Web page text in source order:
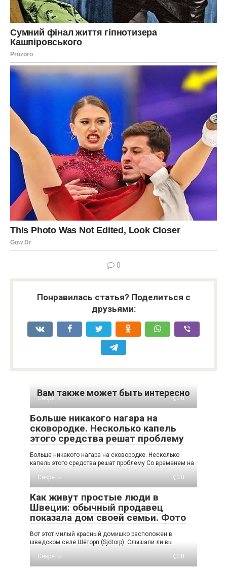
0
Понравилась статья? Поделиться с
друзьями:
Вам также может быть интересно
Секреты 0
Больше никакого нагара на
сковородке. Несколько капель
этого средства решат проблему
Больше никакого нагара на сковородке. Несколько
капель этого средства решат проблему Со временем на
Секреты
0
Как живут простые люди в
Швеции: обычный продавец
показала дом своей семьи. Фото
Вот этот милый красный домишко расположен в
шведском селе Шёторп (Sjötorp). Слышали ли вы
Секреты
0